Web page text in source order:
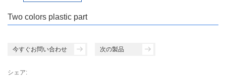
Two colors plastic part
今すぐお問い合わせ 次の製品
シェア: